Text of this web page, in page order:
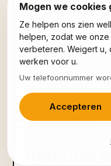
WAT DEKT UW
PRECIES?
HOE KRIJG IK TE
VERWARMINGS-
VERANDEREN?
IN WELKE
Mogen we cookies
Ze helpen ons zien
helpen, zodat we
verbeteren. Weigert u,
werken voor u.
Uw telefoonnummer
Accepteren